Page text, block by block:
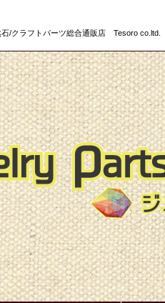
クラフトパーツ総合通販店 Tesoro co.ltd.